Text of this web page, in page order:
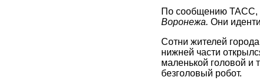
По сообщению ТАСС,
Воронежа. Они
Сотни жителей
нижней части
маленькой головой и
безголовый робот.